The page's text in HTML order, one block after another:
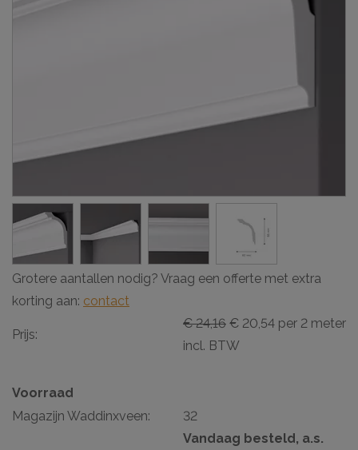
Grotere aantallen nodig? Vraag een offerte met extra
korting aan: contact
Prijs:
€ 24,16 € 20,54 per 2 meter
incl. BTW
Voorraad
Magazijn Waddinxveen:
32
Vandaag besteld, a.s.